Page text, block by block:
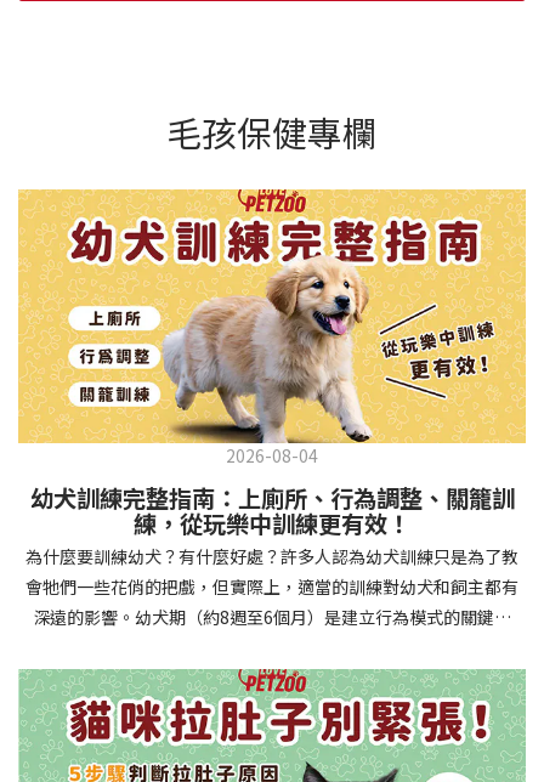
毛孩保健專欄
2026-08-04
幼犬訓練完整指南：上廁所、行為調整、關籠訓
練，從玩樂中訓練更有效！
為什麼要訓練幼犬？有什麼好處？許多人認為幼犬訓練只是為了教
會牠們一些花俏的把戲，但實際上，適當的訓練對幼犬和飼主都有
深遠的影響。幼犬期（約8週至6個月）是建立行為模式的關鍵時
的行為問題，並建立人犬間的健康關係。 建立安全健康的生活環境
透過基礎訓練，幼犬能學會家居規則，避免危險行為和破壞家具。
像是「不」和「放下」等指令可以阻止幼犬咬電線或誤食有害物
質，有效降低居家意外風險。規律的如廁訓練則能養成良好衛生習